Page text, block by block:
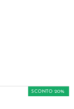
SCONTO 20%